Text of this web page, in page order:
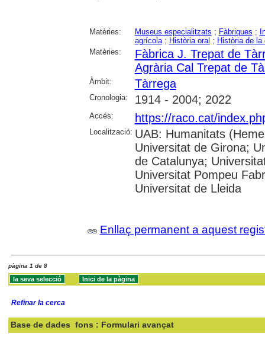
Matèries: Museus especialitzats ; Fàbriques ;
agrícola; Història oral ; Història de la
Matèries:
Fàbrica J. Trepat de
Agrària Cal Trepat de
Àmbit: Tàrrega
Cronologia: 1914 - 2004; 2022
Accés: https://raco.cat/
Localització: UAB: Humanitats
Universitat de Girona;
de Catalunya;
Universitat Pompeu
Universitat de Lleida
Enllaç permanent a aquest
pàgina 1 de 8
Refinar la cerca
Base de dades fons : Formulari avançat